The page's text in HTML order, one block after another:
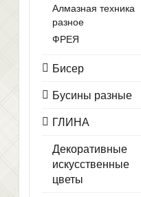
Алмазная техника
разное
ФРЕЯ
Бисер
Бусины разные
ГЛИНА
Декоративные
искусственные
цветы